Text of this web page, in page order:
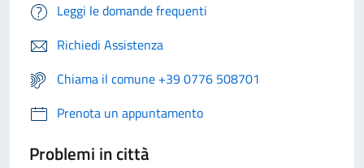
Leggi le domande frequenti
Richiedi Assistenza
Chiama il comune +39 0776 508701
Prenota un appuntamento
Problemi in città